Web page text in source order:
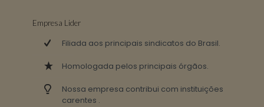
Empresa Lider
Filiada aos principais sindicatos do Brasil.
Homologada pelos principais órgãos.
Nossa empresa contribui com instituições
carentes .